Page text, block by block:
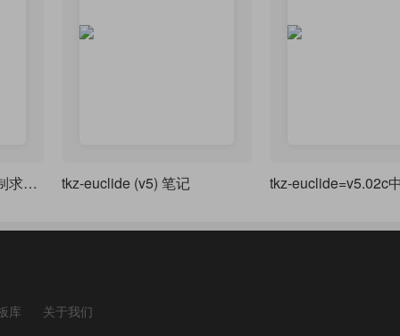
基于tkz-euclide宏包绘制求解线段长度平面几何图 tkz-euclide (v5) 笔记 tkz-euclide=v5.02c
库 关于我们